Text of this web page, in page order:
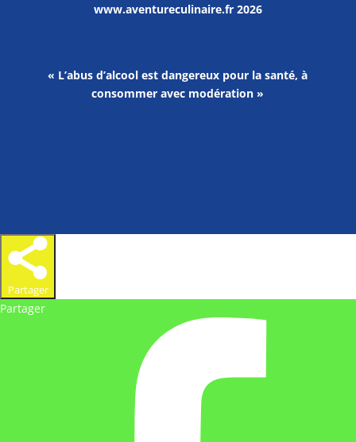
www.aventureculinaire.fr2026
« L’abus d’alcool est dangereux pour la santé, à
consommer avec modération »
Partager
Partager